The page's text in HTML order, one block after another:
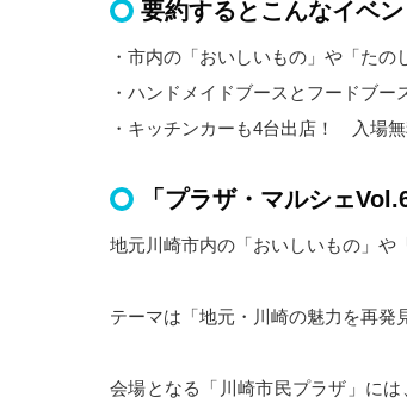
要約するとこんなイベン
・市内の「おいしいもの」や「たの
・ハンドメイドブースとフードブー
・キッチンカーも4台出店！ 入場無
「プラザ・マルシェ
地元川崎市内の「おいしいもの」や
テーマは「地元・川崎の魅力を再発
会場となる「川崎市民プラザ」に